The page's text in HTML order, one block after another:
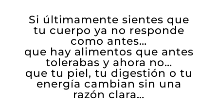
Si últimamente sientes que
tu cuerpo ya no responde
como antes…
que hay alimentos que antes
tolerabas y ahora no…
que tu piel, tu digestión o tu
energía cambian sin una
razón clara…